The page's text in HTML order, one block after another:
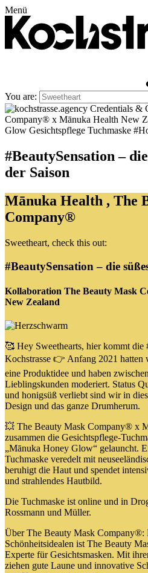
Menü
You are:
#BeautySensation –
der Saison
Mānuka Health , The
Company®
Sweetheart, check this out:
#BeautySensation – die
Kollaboration The Beauty Mask
New Zealand
🥰 Hey Sweethearts, hier kommt die
Kochstrasse 👉 Anfang 2021 hatten
eine Produktidee und haben
Lieblingskunden moderiert. Status
und honigsüß verliebt sind wir in
Design und das ganze Drumherum.
💥 The Beauty Mask Company® x
zusammen die Gesichtspflege-
„Mānuka Honey Glow“ gelauncht.
Tuchmaske veredelt mit
beruhigt die Haut und spendet
und strahlendes Hautbild.
Die Tuchmaske ist online und in
Rossmann und Müller.
Über The Beauty Mask Company®:
Schönheitsidealen ist The Beauty
Experte für Gesichtsmasken. Mit
ziehen gute Laune und innovative